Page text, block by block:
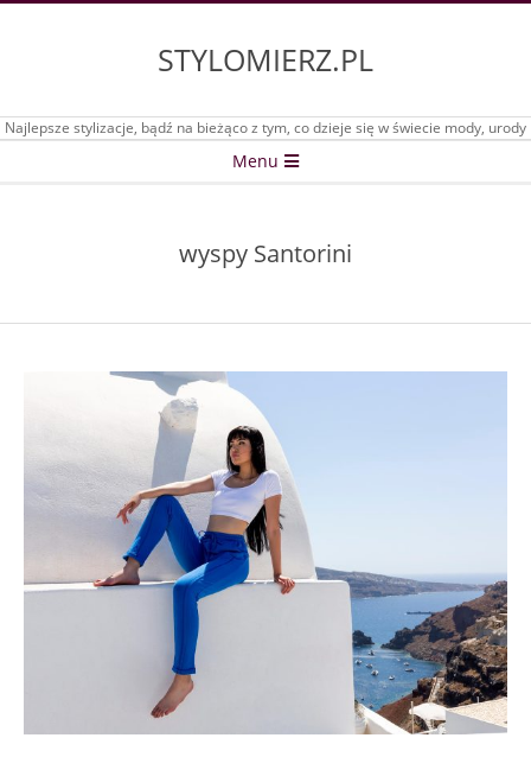
STYLOMIERZ.PL
Najlepsze stylizacje, bądź na bieżąco z tym, co dzieje się w świecie mody, urody
Menu
wyspy Santorini